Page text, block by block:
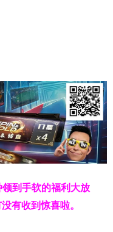
到手软的福利大放
有收到惊喜啦。